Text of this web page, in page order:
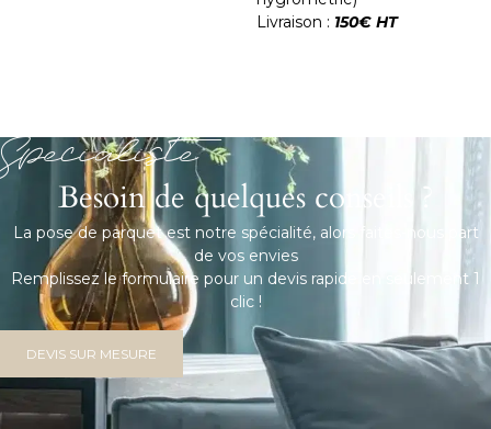
Livraison : 150€ HT
Spécialiste
Besoin de quelques conseils ?
La pose de parquet est notre spécialité, alors faites-nous part
de vos envies
Remplissez le formulaire pour un devis rapide en seulement 1
clic !
DEVIS SUR MESURE